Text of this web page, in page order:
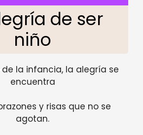
de ser
niño
de la infancia, la alegría se
encuentra
y risas que no se
agotan.